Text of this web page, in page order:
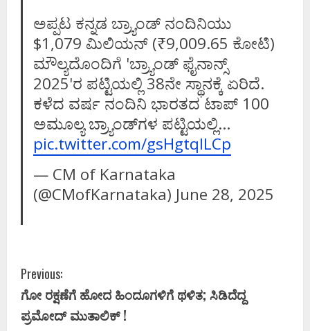
ಅಪ್ಪಟ ಕನ್ನಡ ಬ್ರ್ಯಾಂಡ್‌ ನಂದಿನಿಯು
$1,079 ಮಿಲಿಯನ್‌ (₹9,009.65 ಕೋಟಿ)
ಮೌಲ್ಯದೊಂದಿಗೆ 'ಬ್ರ್ಯಾಂಡ್‌ ಫೈನಾನ್ಸ್‌
2025'ರ ಪಟ್ಟಿಯಲ್ಲಿ 38ನೇ ಸ್ಥಾನಕ್ಕೆ ಏರಿದೆ.
ಕಳೆದ ವರ್ಷ ನಂದಿನಿ ಭಾರತದ ಟಾಪ್‌ 100
ಅಮೂಲ್ಯ ಬ್ರ್ಯಾಂಡ್‌ಗಳ ಪಟ್ಟಿಯಲ್ಲಿ…
pic.twitter.com/gsHgtqlLCp
— CM of Karnataka
(@CMofKarnataka) June 28, 2025
C
o
Previous:
ಗೋ ರಕ್ಷಣೆಗೆ ಹೋದ ಹಿಂದೂಗಳಿಗೆ ಥಳಿತ; ಸಿಡಿದೆದ್ದ
ಪ್ರಮೋದ್ ಮುತಾಲಿಕ್ !